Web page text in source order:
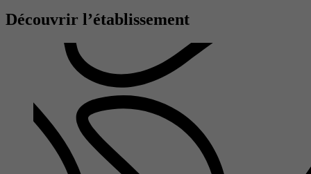
Découvrir l’établissement